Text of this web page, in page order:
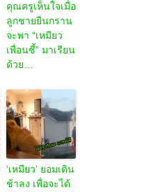
คุณครูเห็นใจเมื่อ
ลูกชายยืนกราน
จะพา “เหมียว
เพื่อนซี้” มาเรียน
ด้วย…
‘เหมียว’ ยอมเดิน
ช้าลง เพื่อจะได้